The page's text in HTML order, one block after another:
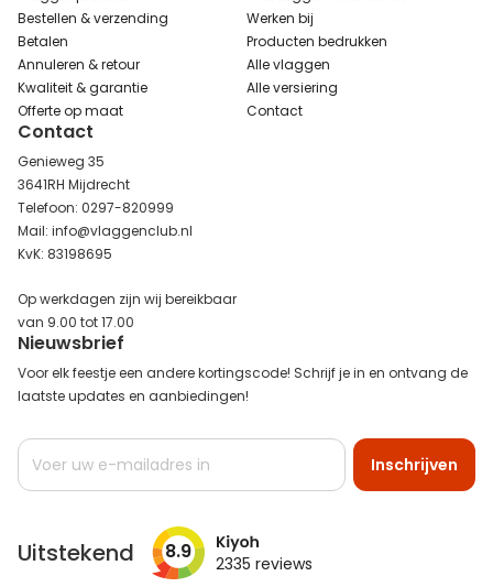
Bestellen & verzending
Betalen
Annuleren & retour
Kwaliteit & garantie
Offerte op maat
Werken bij
Producten bedrukken
Alle vlaggen
Alle versiering
Contact
Contact
Genieweg 35
3641RH Mijdrecht
Telefoon: 0297-820999
Mail: info@vlaggenclub.nl
KvK: 83198695
Op werkdagen zijn wij bereikbaar
van 9.00 tot 17.00
Nieuwsbrief
Voor elk feestje een andere kortingscode! Schrijf je in en ontvang de
laatste updates en aanbiedingen!
Abonneer
op
Inschrijven
Uitstekend 8.9 2335 reviews